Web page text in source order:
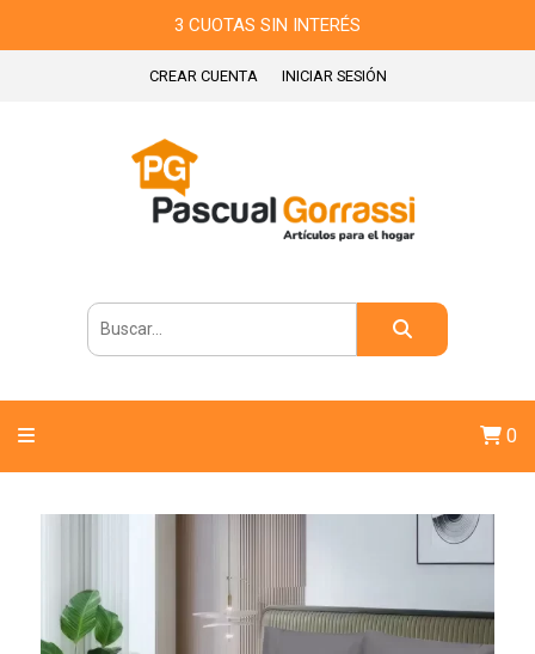
3 CUOTAS SIN INTERÉS
CREAR CUENTA INICIAR SESIÓN
0